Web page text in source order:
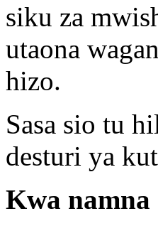
siku za
utaona
hizo.
Sasa sio tu
desturi ya
Kwa namna